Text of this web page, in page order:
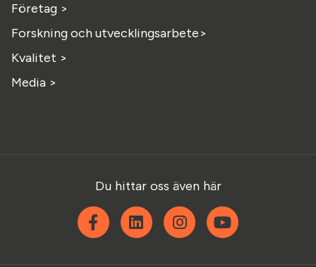
Företag >
Forskning och utvecklingsarbete>
Kvalitet >
Media >
Du hittar oss även här
FacebookLinkedinInstagram